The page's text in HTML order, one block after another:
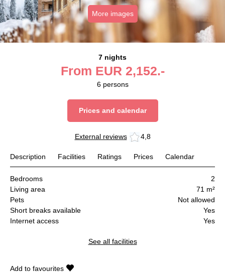
More images
7 nights
From EUR 2,152.-
6 persons
Prices and calendar
External reviews 4,8
Description Facilities Ratings Prices Calendar
Bedrooms
2
Living area
71 m²
Pets
Not allowed
Short breaks available
Yes
Internet access
Yes
See all facilities
Add to favourites